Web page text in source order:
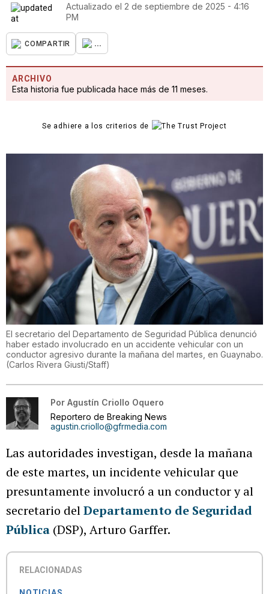
Actualizado el 2 de septiembre de 2025 - 4:16
PM
COMPARTIR ...
ARCHIVO
Esta historia fue publicada hace más de 11 meses.
Se adhiere a los criterios de
El secretario del Departamento de Seguridad Pública denunció
haber estado involucrado en un accidente vehicular con un
conductor agresivo durante la mañana del martes, en Guaynabo.
(Carlos Rivera Giusti/Staff)
Por Agustín Criollo Oquero
Reportero de Breaking News
agustin.criollo@gfrmedia.com
Las autoridades investigan, desde la mañana
de este martes, un incidente vehicular que
presuntamente involucró a un conductor y al
secretario delDepartamento de Seguridad
Pública (DSP), Arturo Garffer.
RELACIONADAS